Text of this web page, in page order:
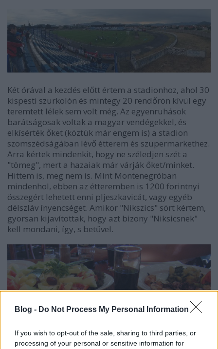
Blog - Do Not Process My Personal Information
If you wish to opt-out of the sale, sharing to third parties, or
processing of your personal or sensitive information for
Két órával a kezdés előtt értem a stadionhoz, ahol 30
kispesti szurkolón és mintegy 20 rendőrön kívül egy
teremtett lélek sem volt még. Az egyenruhások
barátságosak voltak a magyar vendégekkel, és
elkísérték őket (köztük már engem is) a stadion
szomszédságában lévő étterem és szupermarkethez.
Arra kértek mindenkit, hogy ne széledjen szét a
"tömeg", mert a hazaiak már várják őket/minket.
Hittem is, meg nem is. Mint Montenegróban
mindenhol, ebben az étteremben is 1200 forintnyi
összegért lehetett enni pljeszkavicát, vagy egyéb
délszláv ínyencséget. Amikor "Nikszics" sört kértem,
gyorsan kijavítottak, hogy azt bizony "Niksicsnek"
kell mondani, így, s betűvel.